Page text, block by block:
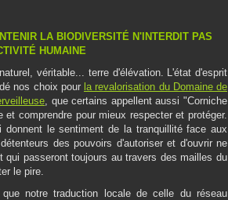
LA BIODIVERSITÉ N'INTERDIT PAS
HUMAINE
véritable... terre d'élévation. L'état d'esprit
nos choix pour la revalorisation du Domaine de
, que certains appellent aussi "Corniche
comprendre pour mieux respecter et protéger.
le sentiment de la tranquillité face aux
des pouvoirs d'autoriser et d'ouvrir ne
passeront toujours au travers des mailles du
le pire.
notre traduction locale de celle du réseau